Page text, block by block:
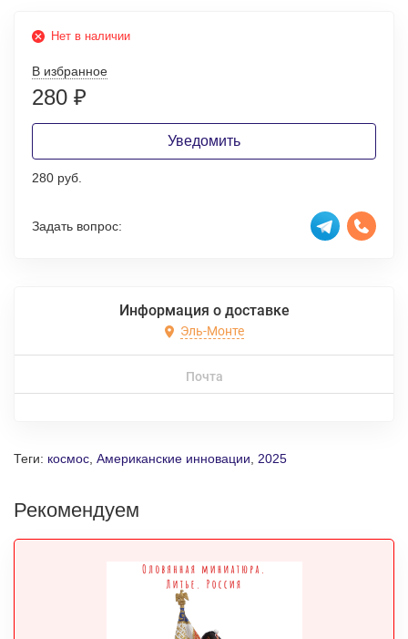
Нет в наличии
В избранное
280 ₽
Уведомить
280 руб.
Задать вопрос:
Информация о доставке
Эль-Монте
Почта
Теги: космос Американские инновации 2025
Рекомендуем